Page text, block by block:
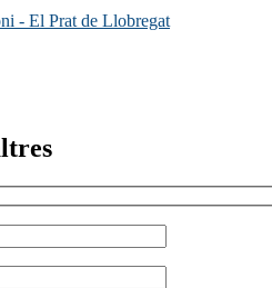
- El Prat de Llobregat